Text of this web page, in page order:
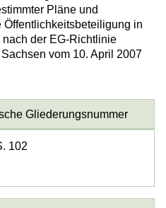
Pläne und
Öffentlichkeitsbeteiligung in
der EG-Richtlinie
vom 10. April 2007
Gliederungsnummer
102